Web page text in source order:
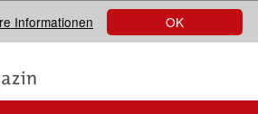
OK
Informationen